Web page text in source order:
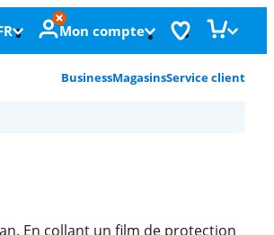
Mon compte
BusinessMagasinsService client
En collant un film de protection